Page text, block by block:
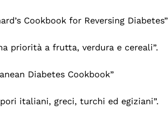
Cookbook for Reversing Diabetes”
priorità a frutta, verdura e cereali”.
Diabetes Cookbook”
italiani, greci, turchi ed egiziani”.